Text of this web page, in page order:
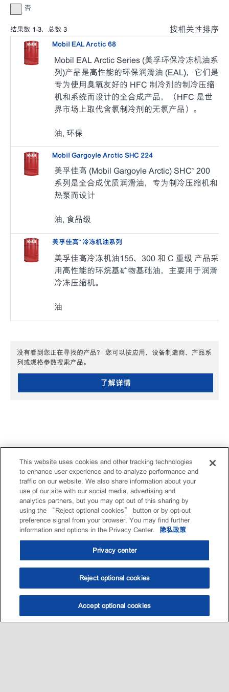
选油助手 查找门店
否
结果数 1-3，总数 3 按相关性排序
Mobil EAL Arctic 68
Mobil EAL Arctic Series (美孚环保冷冻机油系
列)产品是高性能的环保润滑油 (EAL)，它们是
专为使用臭氧友好的 HFC 制冷剂的制冷压缩
机和系统而设计的全合成产品，（HFC 是世
界市场上取代含氯制冷剂的无氯产品）。
油, 环保
Mobil Gargoyle Arctic SHC 224
美孚佳高 (Mobil Gargoyle Arctic) SHC™ 200
系列是全合成优质润滑油，专为制冷压缩机和
热泵而设计
油, 食品级
美孚佳高™ 冷冻机油系列
美孚佳高冷冻机油155、300 和 C 重级 产品采
用高性能的环烷基矿物基础油，主要用于润滑
冷冻压缩机。
油
没有看到您正在寻找的产品？ 您可以按应用、设备制造商、产品系
列或规格参数搜索产品。
了解详情
This website uses cookies and other tracking technologies
to enhance user experience and to analyze performance and
traffic on our website. We also share information about your
use of our site with our social media, advertising and
analytics partners, but you may opt out of this sharing by
using the “Reject optional cookies” button or by opt-out
preference signal from your browser. You may find further
information and options in the Privacy Center.
隐私政策
Privacy center
Reject optional cookies
Accept optional cookies